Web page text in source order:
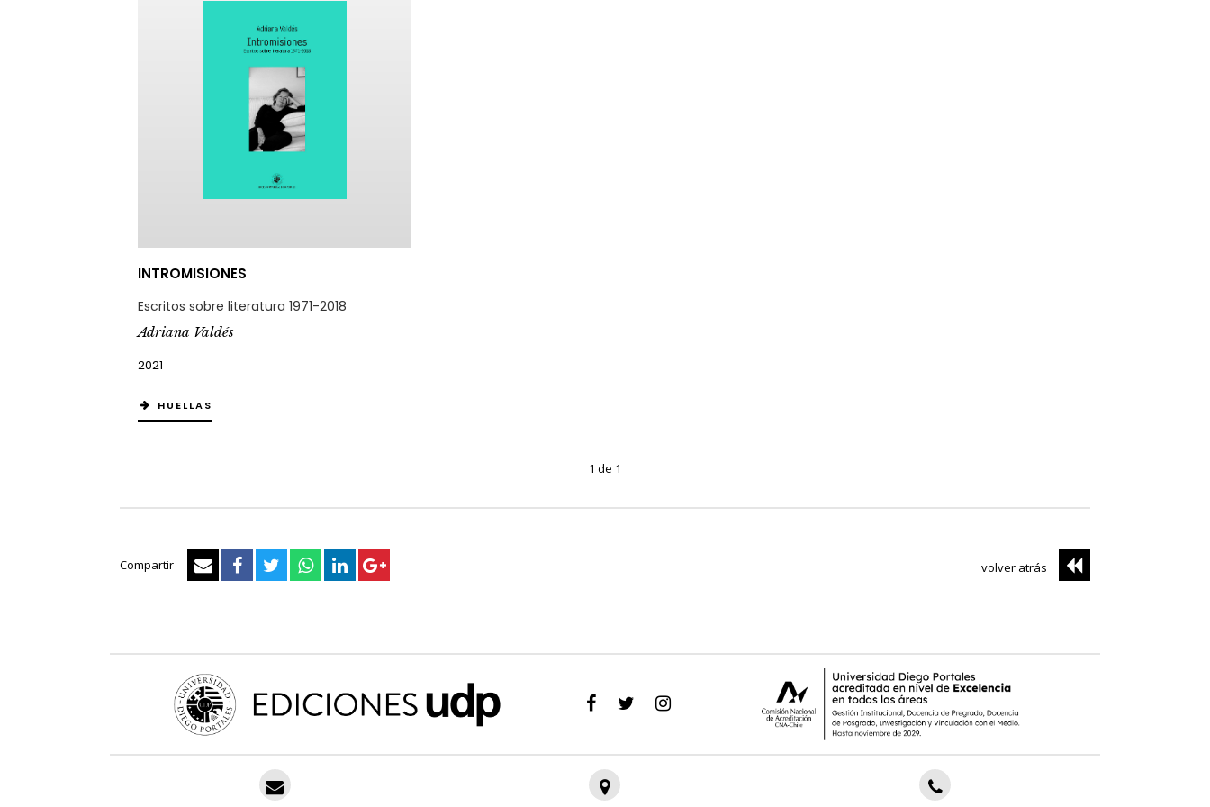
INTROMISIONES
Escritos sobre literatura 1971-2018
Adriana Valdés
2021
HUELLAS
1 de 1
Compartir volver atrás